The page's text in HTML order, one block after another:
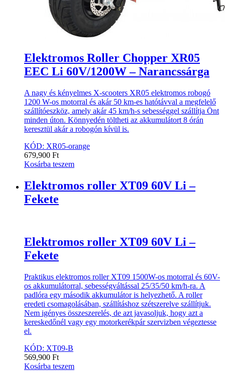
Elektromos Roller Chopper XR05
EEC Li 60V/1200W – Narancssárga
A nagy és kényelmes X-scooters XR05 elektromos robogó
1200 W-os motorral és akár 50 km-es hatótávval a megfelelő
szállítóeszköz, amely akár 45 km/h-s sebességgel szállítja Önt
minden úton. Könnyedén töltheti az akkumulátort 8 órán
keresztül akár a robogón kívül is.
KÓD: XR05-orange
679,900 Ft
Kosárba teszem
Elektromos roller XT09 60V Li –
Fekete
Elektromos roller XT09 60V Li –
Fekete
Praktikus elektromos roller XT09 1500W-os motorral és 60V-
os akkumulátorral, sebességváltással 25/35/50 km/h-ra. A
padlóra egy második akkumulátor is helyezhető. A roller
eredeti csomagolásában, szállításhoz szétszerelve szállítjuk.
Nem igényes összeszerelés, de azt javasoljuk, hogy azt a
kereskedőnél vagy egy motorkerékpár szervizben végeztesse
el.
KÓD: XT09-B
569,900 Ft
Kosárba teszem